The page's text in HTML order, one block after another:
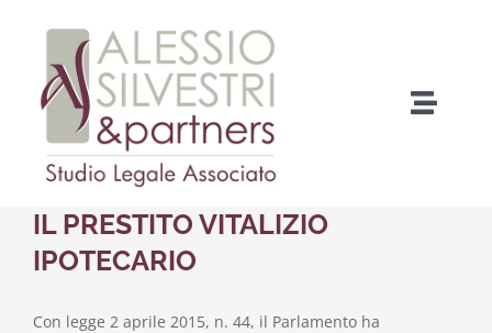
contenuto
Toggle
Home
Chi Siamo
IL PRESTITO VITALIZIO
IPOTECARIO
Con legge 2 aprile 2015, n. 44, il Parlamento ha